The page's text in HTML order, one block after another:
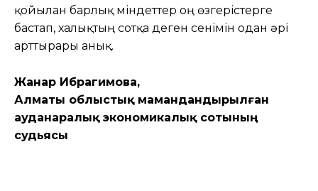
қойылған барлық міндеттер оң өзгерістерге
бастап, халықтың сотқа деген сенімін одан әрі
арттырары анық.
Жанар Ибрагимова,
Алматы облыстық мамандандырылған
ауданаралық экономикалық сотының
судьясы